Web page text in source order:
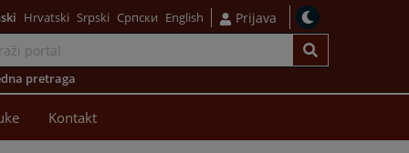
Hrvatski Srpski Српски English Prijava
pretraga
Kontakt